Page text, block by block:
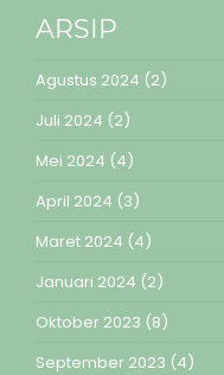
ARSIP
Agustus 2024 (2)
Juli 2024 (2)
Mei 2024 (4)
April 2024 (3)
Maret 2024 (4)
Januari 2024 (2)
Oktober 2023 (8)
September 2023 (4)